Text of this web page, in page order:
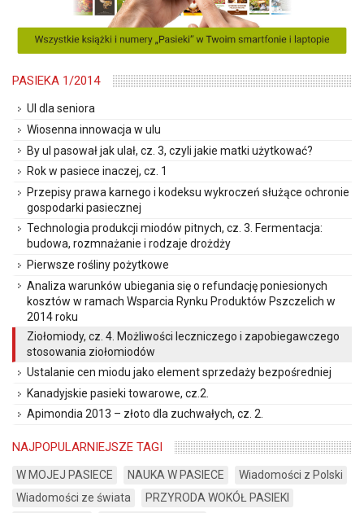
PASIEKA 1/2014
Ul dla seniora
Wiosenna innowacja w ulu
By ul pasował jak ulał, cz. 3, czyli jakie matki użytkować?
Rok w pasiece inaczej, cz. 1
Przepisy prawa karnego i kodeksu wykroczeń służące ochronie
gospodarki pasiecznej
Technologia produkcji miodów pitnych, cz. 3. Fermentacja:
budowa, rozmnażanie i rodzaje drożdży
Pierwsze rośliny pożytkowe
Analiza warunków ubiegania się o refundację poniesionych
kosztów w ramach Wsparcia Rynku Produktów Pszczelich w
2014 roku
Ziołomiody, cz. 4. Możliwości leczniczego i zapobiegawczego
stosowania ziołomiodów
Ustalanie cen miodu jako element sprzedaży bezpośredniej
Kanadyjskie pasieki towarowe, cz.2.
Apimondia 2013 – złoto dla zuchwałych, cz. 2.
NAJPOPULARNIEJSZE TAGI
W MOJEJ PASIECE NAUKA W PASIECE
Wiadomości z Polski
Wiadomości ze świata
PRZYRODA WOKÓŁ PASIEKI